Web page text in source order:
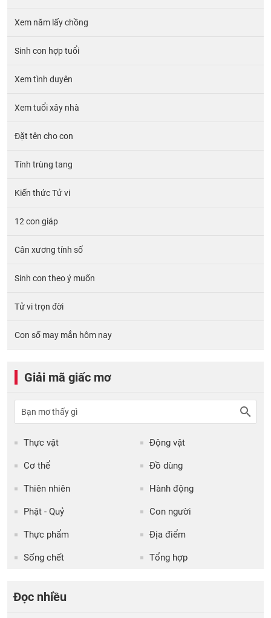
Xem năm lấy chồng
Sinh con hợp tuổi
Xem tình duyên
Xem tuổi xây nhà
Đặt tên cho con
Tính trùng tang
Kiến thức Tử vi
12 con giáp
Cân xương tính số
Sinh con theo ý muốn
Tử vi trọn đời
Con số may mắn hôm nay
Giải mã giấc mơ
Thực vật Động vật
Cơ thể Đồ dùng
Thiên nhiên Hành động
Phật - Quỷ Con người
Thực phẩm Địa điểm
Sống chết Tổng hợp
Đọc nhiều